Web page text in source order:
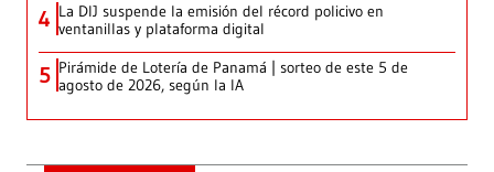
4 La DIJ suspende la emisión del récord policivo en
ventanillas y plataforma digital
5 Pirámide de Lotería de Panamá | sorteo de este 5 de
agosto de 2026, según la IA